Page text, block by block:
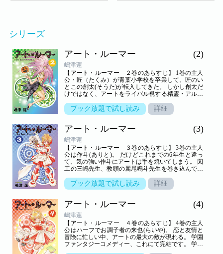
シリーズ
アート・ルーマー
(2)
嶋津蓮
【アート・ルーマー ２巻のあらすじ】 1巻の主人
公・匠（たくみ）が青葉小学校を卒業して、匠のい
とこの創太(そうた)が転入してきた。 しかし創太だ
けではなく、アートをライバル視する精霊・アルテ
場人物も増え、図工室の中と外で大冒険。 ますます
学校生活が楽しく騒がしくなります。 笑いあり、ほ
ィー第二弾です。 カラーページも豊富で、子どもか
ら大人まで楽しんでお読み頂けます。 学習教材「月
刊ポピー」小学５・６年生付録『あそびんぴっく』
１９９９年４月号から２０００年３月号に連載され
た１年分を収録。 全１２４ページ。
ブック放題で試し読み 詳細
アート・ルーマー (3)
嶋津蓮
【アート・ルーマー ３巻のあらすじ】 3巻の主人
公は作斗(ありと)。 だけどこれまでの6年生と違っ
て、気の強い作斗にアートは手を焼いてしまう。 図
工の三嶋先生、教頭の麗尾鳴斗先生を巻き込んでの
―――!? 笑いあり、ほのぼのあり、冒険ありの学園
ファンタジー・コメディー第三弾です。 カラーペー
けます。 学習教材「月刊ポピー」小学５・６年生付
録『あそびんぴっく』２０００年４月号から２００
１年３月号に連載された１年分を収録。 全１２８ペ
ージ。
ブック放題で試し読み 詳細
アート・ルーマー (4)
嶋津蓮
【アート・ルーマー ４巻のあらすじ】 4巻の主人
公はハーフでお調子者の来也(らいや)。 恋と友情と
冒険に忙しい中、アートの最大の敵が現れる。 学園
ファンタジーコメディー、これにて完結です。 学習